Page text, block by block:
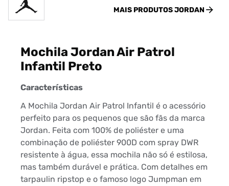
MAIS PRODUTOSJORDAN
Mochila Jordan Air Patrol
Infantil Preto
Características
A Mochila Jordan Air Patrol Infantil é o acessório
perfeito para os pequenos que são fãs da marca
Jordan. Feita com 100% de poliéster e uma
combinação de poliéster 900D com spray DWR
resistente à água, essa mochila não só é estilosa,
mas também durável e prática. Com detalhes em
tarpaulin ripstop e o famoso logo Jumpman em